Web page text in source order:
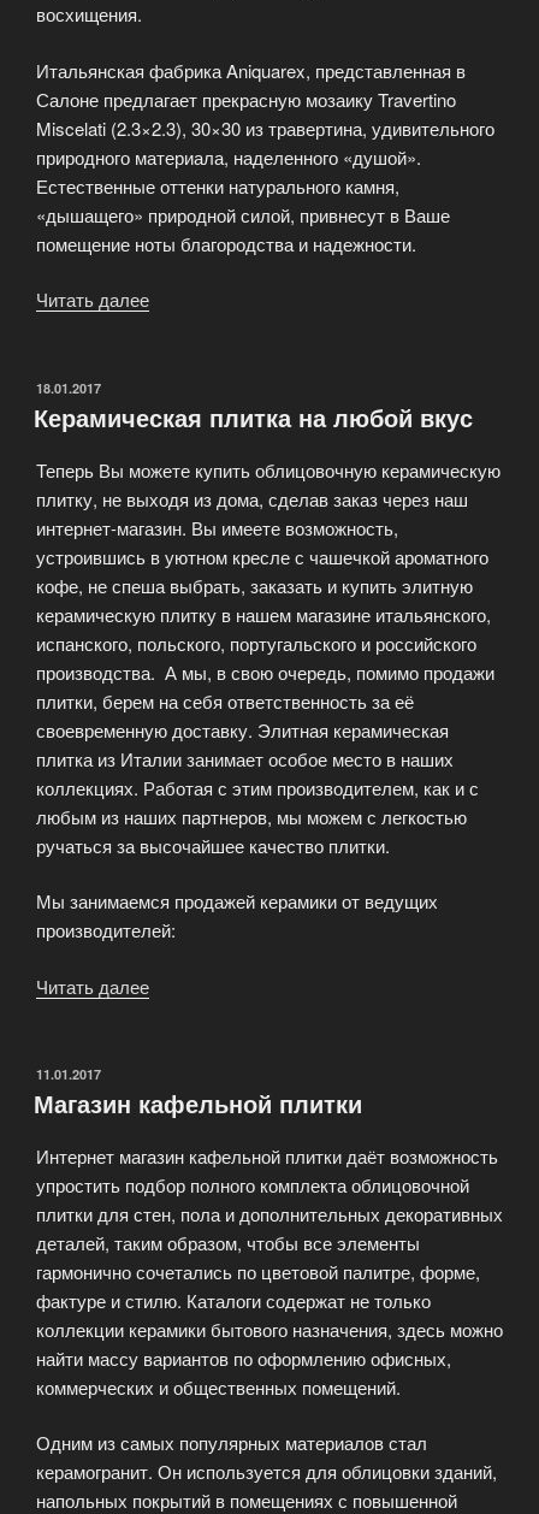
восхищения.
Итальянская фабрика Aniquarex, представленная в
Салоне предлагает прекрасную мозаику Travertino
Miscelati (2.3×2.3), 30×30 из травертина, удивительного
природного материала, наделенного «душой».
Естественные оттенки натурального камня,
«дышащего» природной силой, привнесут в Ваше
помещение ноты благородства и надежности.
Читать далее
салоне
ОПУБЛИКОВАНО
18.01.2017
Керамическая плитка на любой вкус
Теперь Вы можете купить облицовочную керамическую
плитку, не выходя из дома, сделав заказ через наш
интернет-магазин. Вы имеете возможность,
устроившись в уютном кресле с чашечкой ароматного
кофе, не спеша выбрать, заказать и купить элитную
керамическую плитку в нашем магазине итальянского,
испанского, польского, португальского и российского
производства. А мы, в свою очередь, помимо продажи
плитки, берем на себя ответственность за её
своевременную доставку. Элитная керамическая
плитка из Италии занимает особое место в наших
коллекциях. Работая с этим производителем, как и с
любым из наших партнеров, мы можем с легкостью
ручаться за высочайшее качество плитки.
Мы занимаемся продажей керамики от ведущих
производителей:
Читать далее
вкус»
ОПУБЛИКОВАНО
11.01.2017
Магазин кафельной плитки
Интернет магазин кафельной плитки даёт возможность
упростить подбор полного комплекта облицовочной
плитки для стен, пола и дополнительных декоративных
деталей, таким образом, чтобы все элементы
гармонично сочетались по цветовой палитре, форме,
фактуре и стилю. Каталоги содержат не только
коллекции керамики бытового назначения, здесь можно
найти массу вариантов по оформлению офисных,
коммерческих и общественных помещений.
Одним из самых популярных материалов стал
керамогранит. Он используется для облицовки зданий,
напольных покрытий в помещениях с повышенной